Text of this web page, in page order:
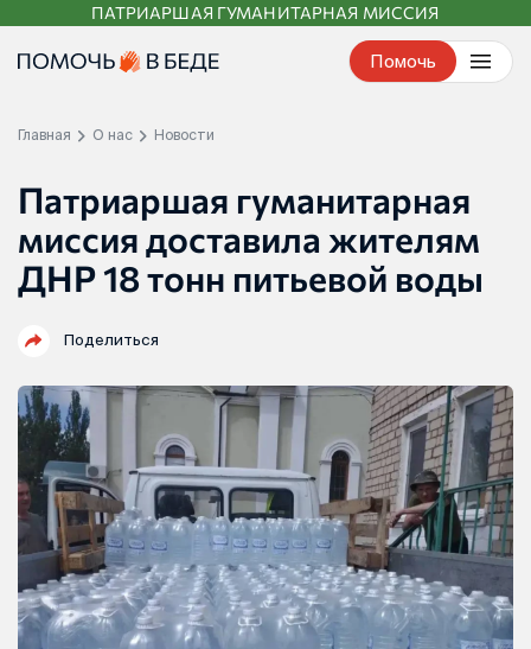
контенту
ПАТРИАРШАЯ ГУМАНИТАРНАЯ МИССИЯ
Помочь
Главная О нас Новости
Патриаршая гуманитарная
миссия доставила жителям
ДНР 18 тонн питьевой воды
Поделиться